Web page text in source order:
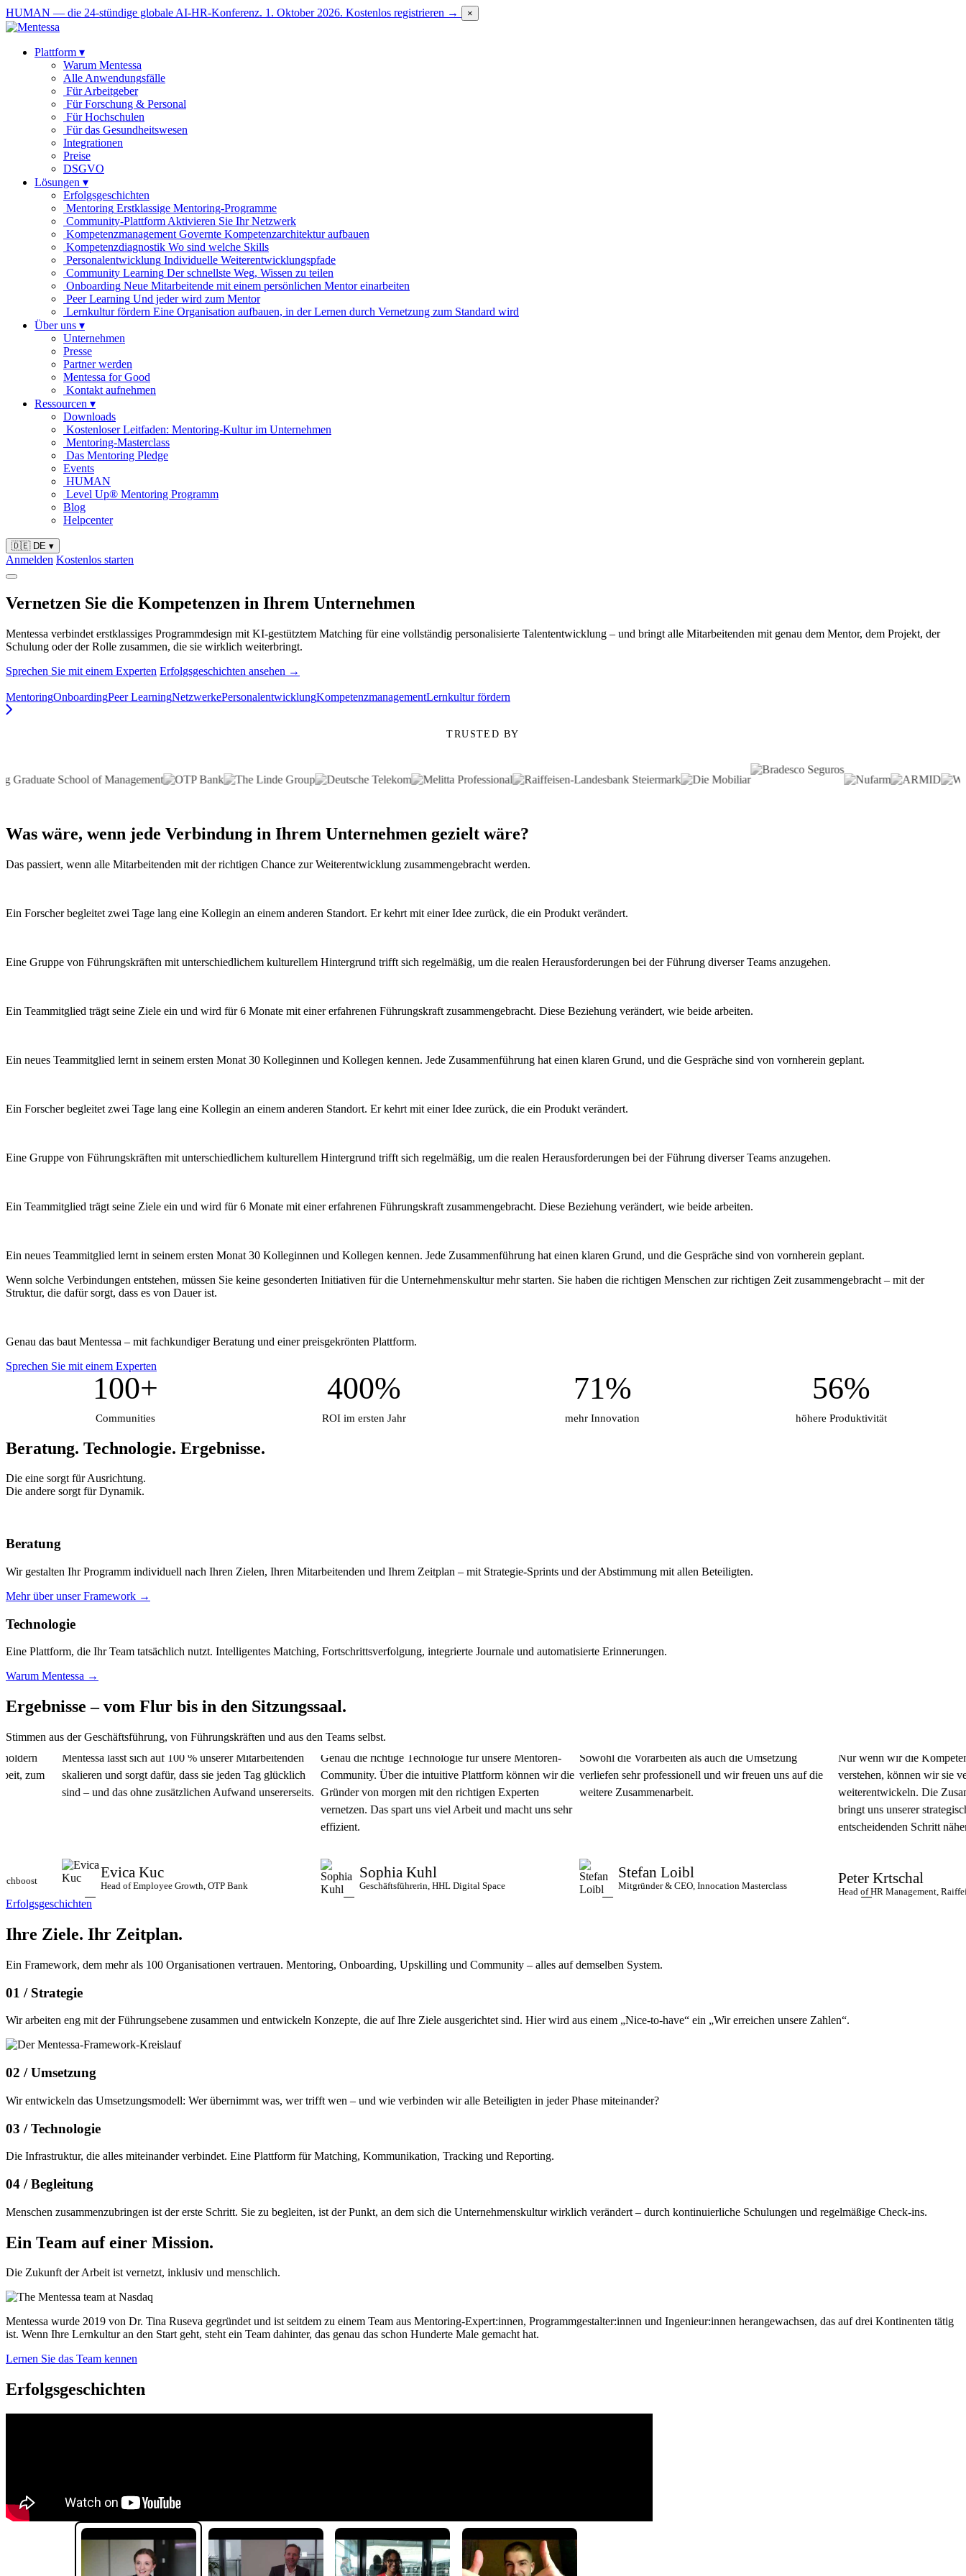
HUMAN — die 24-stündige globale AI-HR-Konferenz. 1. Oktober 2026. Kostenlos registrieren → ×
Plattform ▾
Warum Mentessa
Alle Anwendungsfälle
Für Arbeitgeber
Für Forschung & Personal
Für Hochschulen
Für das Gesundheitswesen
Integrationen
Preise
DSGVO
Lösungen ▾
Erfolgsgeschichten
Mentoring Erstklassige Mentoring-Programme
Community-Plattform Aktivieren Sie Ihr Netzwerk
Kompetenzmanagement Governte Kompetenzarchitektur aufbauen
Kompetenzdiagnostik Wo sind welche Skills
Personalentwicklung Individuelle Weiterentwicklungspfade
Community Learning Der schnellste Weg, Wissen zu teilen
Onboarding Neue Mitarbeitende mit einem persönlichen Mentor einarbeiten
Peer Learning Und jeder wird zum Mentor
Lernkultur fördern Eine Organisation aufbauen, in der Lernen durch Vernetzung zum Standard wird
Über uns ▾
Unternehmen
Presse
Partner werden
Mentessa for Good
Kontakt aufnehmen
Ressourcen ▾
Downloads
Kostenloser Leitfaden: Mentoring-Kultur im Unternehmen
Mentoring-Masterclass
Das Mentoring Pledge
Events
HUMAN
Level Up® Mentoring Programm
Blog
Helpcenter
🇩🇪 DE ▾
Anmelden Kostenlos starten
Vernetzen Sie die Kompetenzen in Ihrem Unternehmen
Mentessa verbindet erstklassiges Programmdesign mit KI-gestütztem Matching für eine vollständig personalisierte Talententwicklung – und bringt alle Mitarbeitenden mit genau dem Mentor, dem Projekt, der
Schulung oder der Rolle zusammen, die sie wirklich weiterbringt.
Sprechen Sie mit einem Experten Erfolgsgeschichten ansehen →
MentoringOnboardingPeer LearningNetzwerkePersonalentwicklungKompetenzmanagementLernkultur fördern
TRUSTED BY
Was wäre, wenn jede Verbindung in Ihrem Unternehmen gezielt wäre?
Das passiert, wenn alle Mitarbeitenden mit der richtigen Chance zur Weiterentwicklung zusammengebracht werden.
Ein Forscher begleitet zwei Tage lang eine Kollegin an einem anderen Standort. Er kehrt mit einer Idee zurück, die ein Produkt verändert.
Eine Gruppe von Führungskräften mit unterschiedlichem kulturellem Hintergrund trifft sich regelmäßig, um die realen Herausforderungen bei der Führung diverser Teams anzugehen.
Ein Teammitglied trägt seine Ziele ein und wird für 6 Monate mit einer erfahrenen Führungskraft zusammengebracht. Diese Beziehung verändert, wie beide arbeiten.
Ein neues Teammitglied lernt in seinem ersten Monat 30 Kolleginnen und Kollegen kennen. Jede Zusammenführung hat einen klaren Grund, und die Gespräche sind von vornherein geplant.
Ein Forscher begleitet zwei Tage lang eine Kollegin an einem anderen Standort. Er kehrt mit einer Idee zurück, die ein Produkt verändert.
Eine Gruppe von Führungskräften mit unterschiedlichem kulturellem Hintergrund trifft sich regelmäßig, um die realen Herausforderungen bei der Führung diverser Teams anzugehen.
Ein Teammitglied trägt seine Ziele ein und wird für 6 Monate mit einer erfahrenen Führungskraft zusammengebracht. Diese Beziehung verändert, wie beide arbeiten.
Ein neues Teammitglied lernt in seinem ersten Monat 30 Kolleginnen und Kollegen kennen. Jede Zusammenführung hat einen klaren Grund, und die Gespräche sind von vornherein geplant.
Wenn solche Verbindungen entstehen, müssen Sie keine gesonderten Initiativen für die Unternehmenskultur mehr starten. Sie haben die richtigen Menschen zur richtigen Zeit zusammengebracht – mit der
Struktur, die dafür sorgt, dass es von Dauer ist.
Genau das baut Mentessa – mit fachkundiger Beratung und einer preisgekrönten Plattform.
Sprechen Sie mit einem Experten
100+
Communities
400%
ROI im ersten Jahr
71%
mehr Innovation
56%
höhere Produktivität
Beratung. Technologie. Ergebnisse.
Die eine sorgt für Ausrichtung.
Die andere sorgt für Dynamik.
Beratung
Wir gestalten Ihr Programm individuell nach Ihren Zielen, Ihren Mitarbeitenden und Ihrem Zeitplan – mit Strategie-Sprints und der Abstimmung mit allen Beteiligten.
Mehr über unser Framework →
Technologie
Eine Plattform, die Ihr Team tatsächlich nutzt. Intelligentes Matching, Fortschrittsverfolgung, integrierte Journale und automatisierte Erinnerungen.
Warum Mentessa →
Ergebnisse – vom Flur bis in den Sitzungssaal.
Stimmen aus der Geschäftsführung, von Führungskräften und aus den Teams selbst.
Mentessa lässt sich auf 100 % unserer Mitarbeitenden
skalieren und sorgt dafür, dass sie jeden Tag glücklich
sind – und das ohne zusätzlichen Aufwand unsererseits.
Evica Kuc
Head of Employee Growth, OTP Bank
Genau die richtige Technologie für unsere Mentoren-
Community. Über die intuitive Plattform können wir die
Gründer von morgen mit den richtigen Experten
vernetzen. Das spart uns viel Arbeit und macht uns sehr
effizient.
Sophia Kuhl
Geschäftsführerin, HHL Digital Space
Sowohl die Vorarbeiten als auch die Umsetzung
verliefen sehr professionell und wir freuen uns auf die
weitere Zusammenarbeit.
Stefan Loibl
Mitgründer & CEO, Innocation Masterclass
Nur wenn wir die Kompetenzen
verstehen, können wir sie
weiterentwickeln. Die
bringt uns unserer strategischen
entscheidenden Schritt näher.
Peter Krtschal
Head of HR Management, Raiffeisen-
Erfolgsgeschichten
Ihre Ziele. Ihr Zeitplan.
Ein Framework, dem mehr als 100 Organisationen vertrauen. Mentoring, Onboarding, Upskilling und Community – alles auf demselben System.
01 /Strategie
Wir arbeiten eng mit der Führungsebene zusammen und entwickeln Konzepte, die auf Ihre Ziele ausgerichtet sind. Hier wird aus einem „Nice-to-have“ ein „Wir erreichen unsere Zahlen“.
02 /Umsetzung
Wir entwickeln das Umsetzungsmodell: Wer übernimmt was, wer trifft wen – und wie verbinden wir alle Beteiligten in jeder Phase miteinander?
03 /Technologie
Die Infrastruktur, die alles miteinander verbindet. Eine Plattform für Matching, Kommunikation, Tracking und Reporting.
04 /Begleitung
Menschen zusammenzubringen ist der erste Schritt. Sie zu begleiten, ist der Punkt, an dem sich die Unternehmenskultur wirklich verändert – durch kontinuierliche Schulungen und regelmäßige Check-ins.
Ein Team auf einer Mission.
Die Zukunft der Arbeit ist vernetzt, inklusiv und menschlich.
Mentessa wurde 2019 von Dr. Tina Ruseva gegründet und ist seitdem zu einem Team aus Mentoring-Expert:innen, Programmgestalter:innen und Ingenieur:innen herangewachsen, das auf drei Kontinenten tätig
ist. Wenn Ihre Lernkultur an den Start geht, steht ein Team dahinter, das genau das schon Hunderte Male gemacht hat.
Lernen Sie das Team kennen
Erfolgsgeschichten